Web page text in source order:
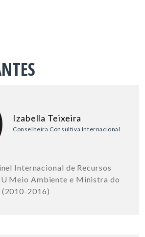
Izabella Teixeira
Conselheira Consultiva Internacional
Internacional de Recursos
Meio Ambiente e Ministra do
2016)